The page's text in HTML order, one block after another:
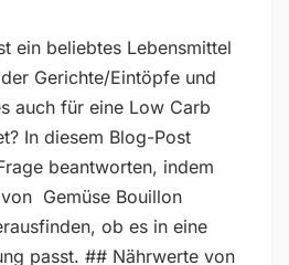
ein beliebtes Lebensmittel
Gerichte/Eintöpfe und
auch für eine Low Carb
In diesem Blog-Post
beantworten, indem
Gemüse Bouillon
ob es in eine
passt. ## Nährwerte von